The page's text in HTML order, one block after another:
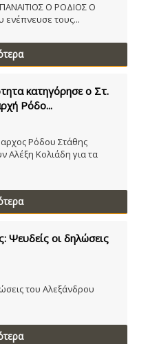
Ο ΡΟΔΙΟΣ Ο
ενέπνευσε τους...
κατηγόρησε ο Στ.
Ρόδο...
Ρόδου Στάθης
Αλέξη Κολιάδη για τα
Ψευδείς οι δηλώσεις
του Αλεξάνδρου